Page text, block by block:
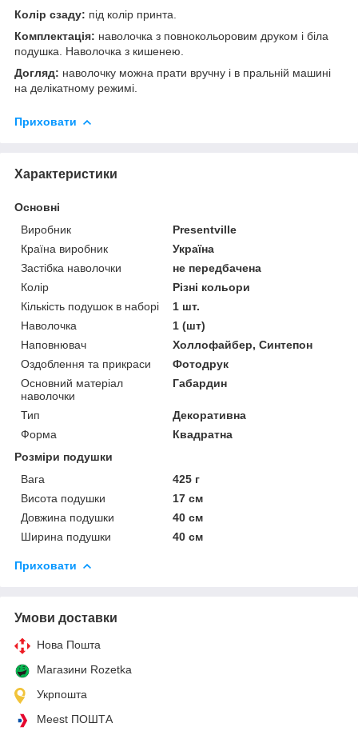
Колір сзаду: під колір принта.
Комплектація: наволочка з повнокольоровим друком і біла
подушка. Наволочка з кишенею.
Догляд: наволочку можна прати вручну і в пральній машині
на делікатному режимі.
Приховати
Характеристики
Основні
Виробник
Presentville
Країна виробник
Україна
Застібка наволочки
не передбачена
Колір
Різні кольори
Кількість подушок в наборі
1 шт.
Наволочка
1 (шт)
Наповнювач
Холлофайбер, Синтепон
Оздоблення та прикраси
Фотодрук
Основний матеріал
наволочки
Габардин
Тип
Декоративна
Форма
Квадратна
Розміри подушки
Вага
425 г
Висота подушки
17 см
Довжина подушки
40 см
Ширина подушки
40 см
Приховати
Умови доставки
Нова Пошта
Магазини Rozetka
Укрпошта
Meest ПОШТА